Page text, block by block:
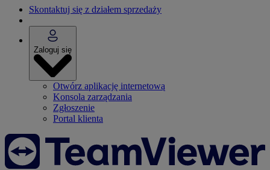
Skontaktuj się z działem sprzedaży
Zaloguj się
Otwórz aplikację internetową
Konsola zarządzania
Zgłoszenie
Portal klienta